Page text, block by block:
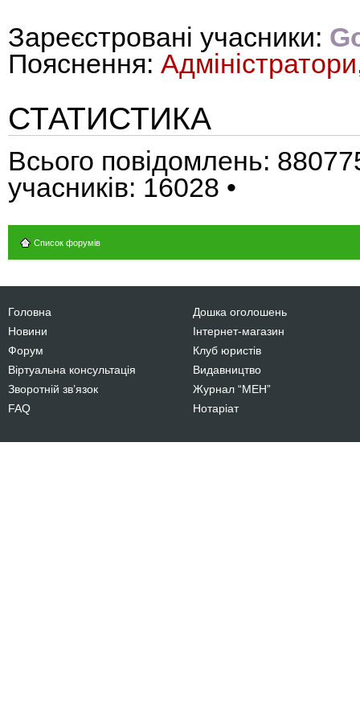
Зареєстровані учасники:
Пояснення: Адміністратори
СТАТИСТИКА
Всього повідомлень:
учасників: 16028 •
Список форумів
Головна
Новини
Форум
Віртуальна консультація
Зворотній зв’язок
FAQ
Дошка оголошень
Інтернет-магазин
Клуб юристів
Видавництво
Журнал “МЕН”
Нотаріат